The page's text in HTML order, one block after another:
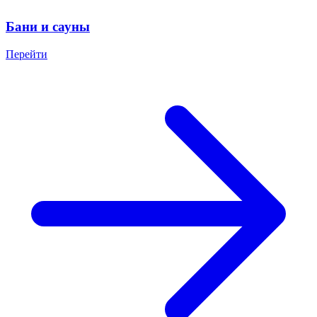
Бани и сауны
Перейти